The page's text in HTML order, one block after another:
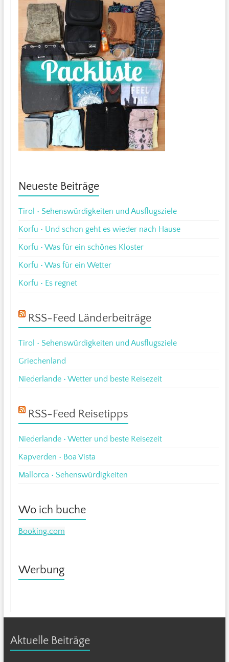
Neueste Beiträge
Tirol • Sehenswürdigkeiten und Ausflugsziele
Korfu • Und schon geht es wieder nach Hause
Korfu • Was für ein schönes Kloster
Korfu • Was für ein Wetter
Korfu • Es regnet
RSS-Feed Länderbeiträge
Tirol • Sehenswürdigkeiten und Ausflugsziele
Griechenland
Niederlande • Wetter und beste Reisezeit
RSS-Feed Reisetipps
Niederlande • Wetter und beste Reisezeit
Kapverden • Boa Vista
Mallorca • Sehenswürdigkeiten
Wo ich buche
Booking.com
Werbung
Aktuelle Beiträge